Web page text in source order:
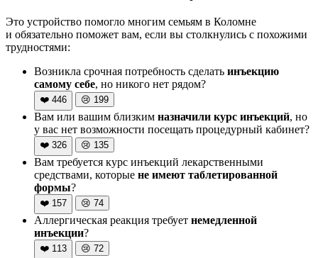
Это устройство помогло многим семьям в Коломне
и обязательно поможет вам, если вы столкнулись с похожими
трудностями:
Возникла срочная потребность сделать инъекцию
самому себе, но никого нет рядом?
❤️ 446 😢 199
Вам или вашим близким назначили курс инъекций, но
у вас нет возможности посещать процедурный кабинет?
❤️ 326 😢 135
Вам требуется курс инъекций лекарственными
средствами, которые не имеют таблетированной
формы?
❤️ 157 😢 74
Аллергическая реакция требует немедленной
инъекции?
❤️ 113 😢 72